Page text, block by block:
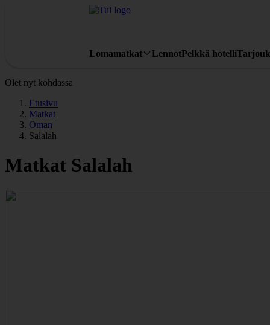
Lomamatkat LennotPelkkä hotelli
Olet nyt kohdassa
Etusivu
Matkat
Oman
Salalah
Matkat Salalah